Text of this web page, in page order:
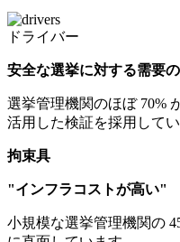
ドライバー
安全な選挙に対する需要
選挙管理機関のほぼ 70%
活用した検証を採用してい
拘束具
"インフラコストが高い"
小規模な選挙管理機関の